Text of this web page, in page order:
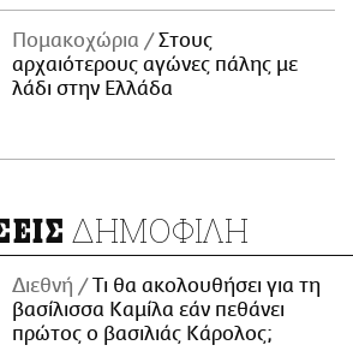
Πομακοχώρια
Στους
αρχαιότερους αγώνες πάλης με
λάδι στην Ελλάδα
ΔΗΜΟΦΙΛΗ
Διεθνή
Τι θα ακολουθήσει για τη
βασίλισσα Καμίλα εάν πεθάνει
πρώτος ο βασιλιάς Κάρολος;